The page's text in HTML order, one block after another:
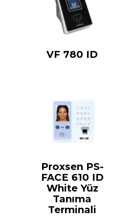
VF 780 ID
Proxsen PS-
FACE 610 ID
White Yüz
Tanıma
Terminali